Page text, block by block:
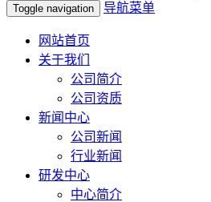
Toggle navigation 导航菜单
网站首页
关于我们
公司简介
公司资质
新闻中心
公司新闻
行业新闻
研发中心
中心简介